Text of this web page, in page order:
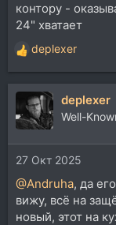
контору -
24" хватает
Р
е
а
ц
и
и
:
deplexer
deplexer
Well-
27 Окт 2025
@Andruha, да
вижу, всё на
новый, этот на